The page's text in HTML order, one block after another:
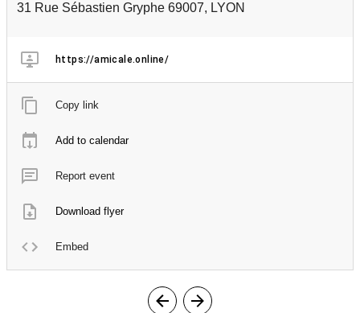
31 Rue Sébastien Gryphe 69007, LYON
https://amicale.online/
Copy link
Add to calendar
Report event
Download flyer
Embed